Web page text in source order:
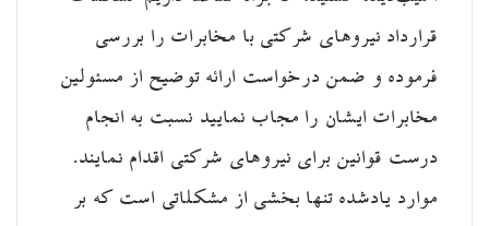
قرارداد نیروهای شرکتی با مخابرات را بررسی
فرموده و ضمن درخواست ارائه توضیح از مسئولین
مخابرات ایشان را مجاب نمایید نسبت به انجام
درست قوانین برای نیروهای شرکتی اقدام‌ نمایند.
موارد یادشده تنها بخشی از مشکلاتی است که بر